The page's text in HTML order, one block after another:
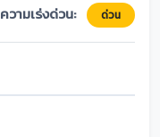
ความเร่งด่วน: ด่วน